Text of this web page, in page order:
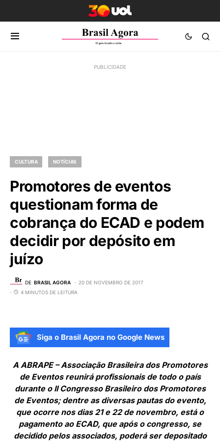
CULTURA NOTÍCIAS
Promotores de eventos
questionam forma de
cobrança do ECAD e podem
decidir por depósito em
juízo
DE BRASIL AGORA
20 DE NOVEMBRO DE 2017
4 MINUTOS DE LEITURA
Siga o Brasil Agora no Google News
A ABRAPE – Associação Brasileira dos Promotores
de Eventos reunirá profissionais de todo o país
durante o II Congresso Brasileiro dos Promotores
de Eventos; dentre as diversas pautas do evento,
que ocorre nos dias 21 e 22 de novembro, está o
pagamento ao ECAD, que após o congresso, se
decidido pelos associados, poderá ser depositado